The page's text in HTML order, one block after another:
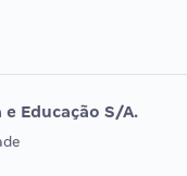
DE ORDEM
Educação S/A.